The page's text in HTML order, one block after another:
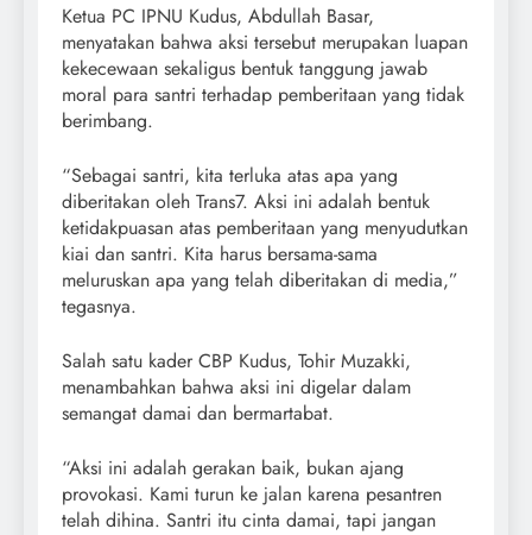
Ketua PC IPNU Kudus, Abdullah Basar,
menyatakan bahwa aksi tersebut merupakan luapan
kekecewaan sekaligus bentuk tanggung jawab
moral para santri terhadap pemberitaan yang tidak
berimbang.
“Sebagai santri, kita terluka atas apa yang
diberitakan oleh Trans7. Aksi ini adalah bentuk
ketidakpuasan atas pemberitaan yang menyudutkan
kiai dan santri. Kita harus bersama-sama
meluruskan apa yang telah diberitakan di media,”
tegasnya.
Salah satu kader CBP Kudus, Tohir Muzakki,
menambahkan bahwa aksi ini digelar dalam
semangat damai dan bermartabat.
“Aksi ini adalah gerakan baik, bukan ajang
provokasi. Kami turun ke jalan karena pesantren
telah dihina. Santri itu cinta damai, tapi jangan